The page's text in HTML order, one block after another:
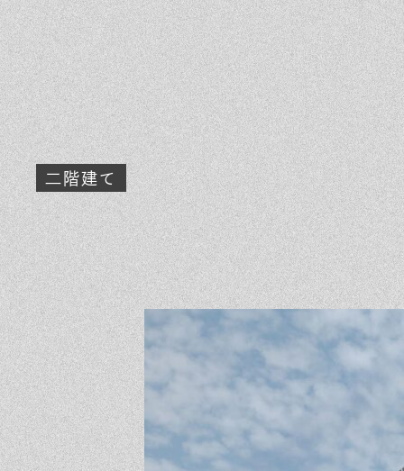
二階建て
はじめましての方へ 私たちの想い
オーダーメイドの住まい
素材のこだわり
住まいの特性
家づくりの流れ
保証とサポート
ヒノキプロジェクト
施
ス
イ
気
よ
お
木
In
st
ag
Fa
ce
bo
LI
N
E